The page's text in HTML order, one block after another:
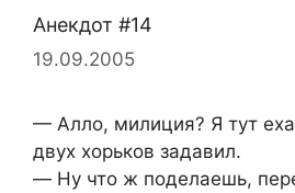
Анекдот #14
19.09.2005
— Алло, милиция? Я тут
двух хорьков задавил.
— Hу что ж поделаешь,